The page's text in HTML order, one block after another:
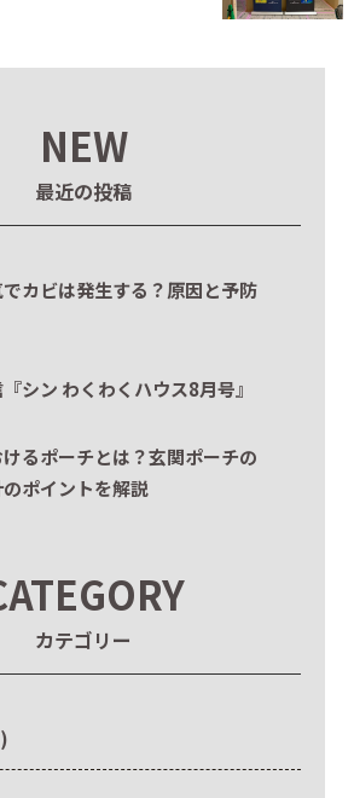
NEW
最近の投稿
カビは発生する？原因と予防
シン わくわくハウス8月号』
るポーチとは？玄関ポーチの
ポイントを解説
カテゴリー